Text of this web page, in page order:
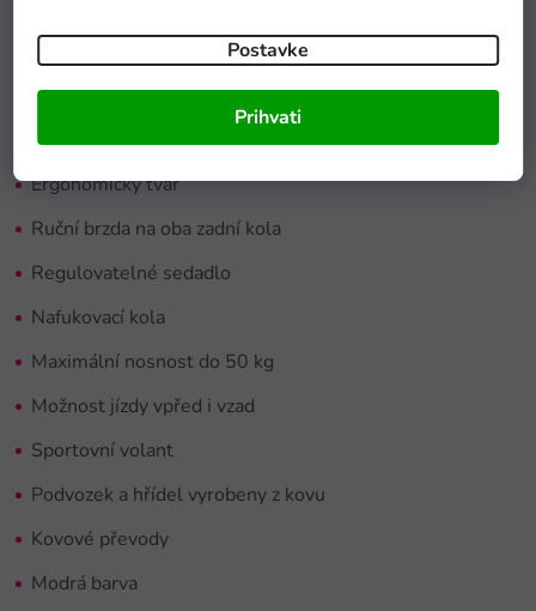
Postavke
Prihvati
kola
šlapací motokáry se přizpůsobí různým typům povrchů
Dětská šlapací motokára:
Ergonomický tvar
Ruční brzda na oba zadní kola
Regulovatelné sedadlo
Nafukovací kola
Maximální nosnost do 50 kg
Možnost jízdy vpřed i vzad
Sportovní volant
Podvozek a hřídel vyrobeny z kovu
Kovové převody
Modrá barva